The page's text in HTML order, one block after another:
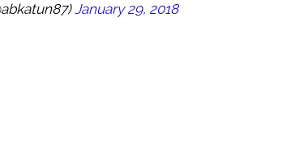
January 29, 2018